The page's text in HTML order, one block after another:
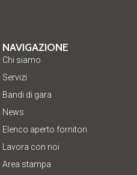
NAVIGAZIONE
Chi siamo
Servizi
Bandi di gara
News
Elenco aperto fornitori
Lavora con noi
Area stampa